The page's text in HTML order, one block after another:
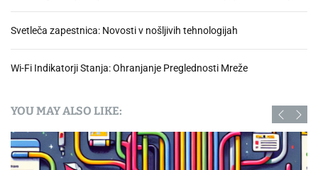
Svetleča zapestnica: Novosti v nošljivih tehnologijah
Wi-Fi Indikatorji Stanja: Ohranjanje Preglednosti Mreže
YOU MAY ALSO LIKE: